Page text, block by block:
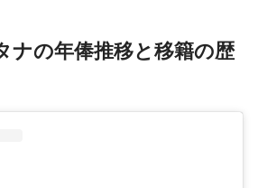
ナの年俸推移と移籍の歴